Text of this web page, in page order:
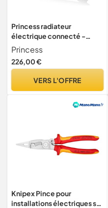
Princess radiateur
électrique connecté -
Chauffage à convection -
Contrôle manuel, via app ou
vocal - Appli gratuite -
- Blanc - 348201
Princess
226,00 €
VERS L'OFFRE
Knipex Pince pour
installations électriques sur